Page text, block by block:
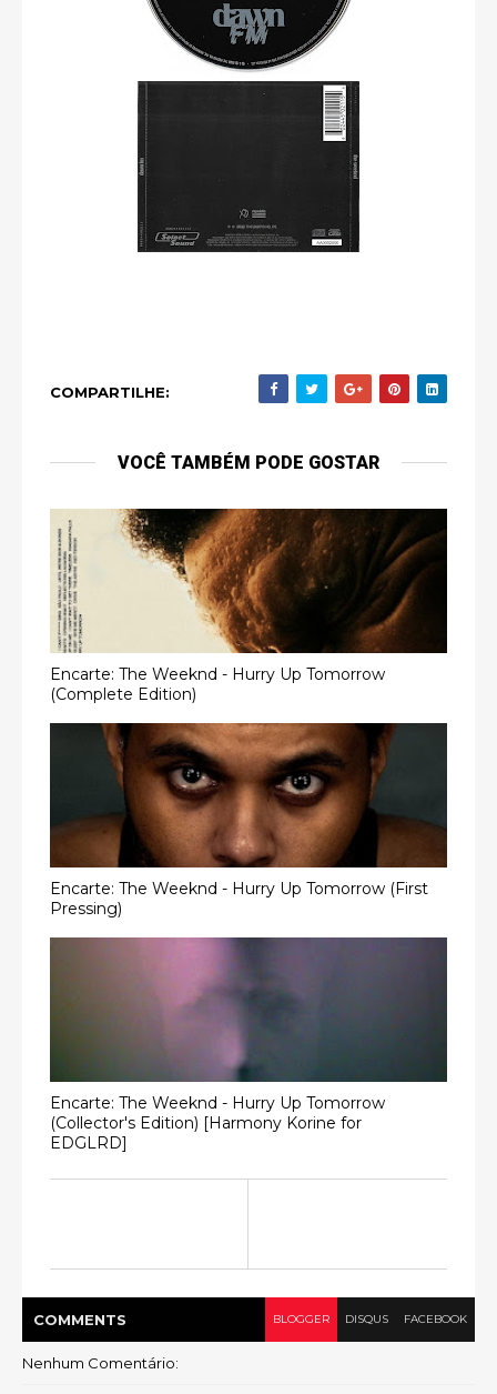
COMPARTILHE:
VOCÊ TAMBÉM PODE GOSTAR
Encarte: The Weeknd - Hurry Up Tomorrow
(Complete Edition)
Encarte: The Weeknd - Hurry Up Tomorrow (First
Pressing)
Encarte: The Weeknd - Hurry Up Tomorrow
(Collector's Edition) [Harmony Korine for
EDGLRD]
COMMENTS BLOGGER DISQUS FACEBOOK
Nenhum Comentário: